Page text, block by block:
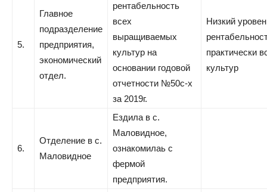
5.
Главное
подразделение
предприятия,
экономический
отдел.
рентабельность
всех
выращиваемых
культур на
основании годовой
отчетности №50с-х
за 2019г.
Низкий
практически
культур
6.
Отделение в с.
Маловидное
Ездила в с.
Маловидное,
ознакомилаь с
фермой
предприятия.